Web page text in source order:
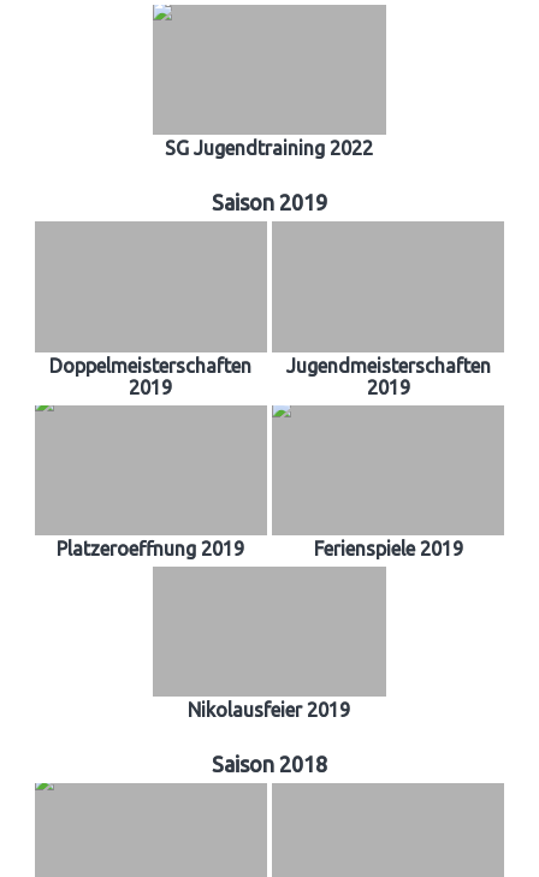
SG Jugendtraining 2022
Saison 2019
Doppelmeisterschaften
2019
Jugendmeisterschaften
2019
Platzeroeffnung 2019 Ferienspiele 2019
Nikolausfeier 2019
Saison 2018